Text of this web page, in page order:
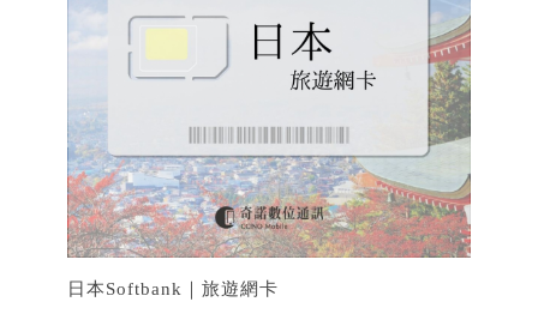
日本Softbank｜旅遊網卡